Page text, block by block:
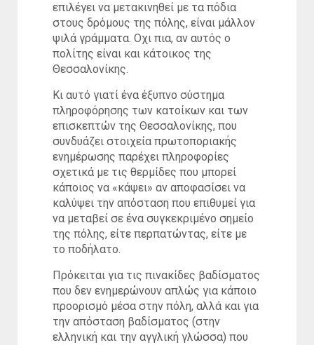
επιλέγει να μετακινηθεί με τα πόδια
στους δρόμους της πόλης, είναι μάλλον
ψιλά γράμματα. Οχι πια, αν αυτός ο
πολίτης είναι και κάτοικος της
Θεσσαλονίκης.
Κι αυτό γιατί ένα έξυπνο σύστημα
πληροφόρησης των κατοίκων και των
επισκεπτών της Θεσσαλονίκης, που
συνδυάζει στοιχεία πρωτοποριακής
ενημέρωσης παρέχει πληροφορίες
σχετικά με τις θερμίδες που μπορεί
κάποιος να «κάψει» αν αποφασίσει να
καλύψει την απόσταση που επιθυμεί για
να μεταβεί σε ένα συγκεκριμένο σημείο
της πόλης, είτε περπατώντας, είτε με
το ποδήλατο.
Πρόκειται για τις πινακίδες βαδίσματος
που δεν ενημερώνουν απλώς για κάποιο
προορισμό μέσα στην πόλη, αλλά και για
την απόσταση βαδίσματος (στην
ελληνική και την αγγλική γλώσσα) που